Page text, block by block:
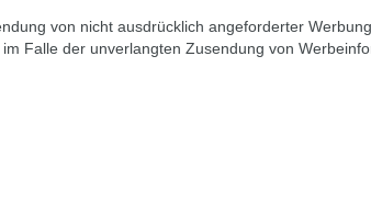
von nicht ausdrücklich angeforderter
Falle der unverlangten Zusendung von